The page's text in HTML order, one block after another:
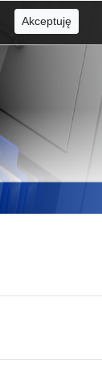
Akceptuję